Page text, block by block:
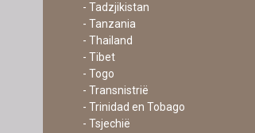
- Tadzjikistan
- Tanzania
- Thailand
- Tibet
- Togo
- Transnistrië
- Trinidad en Tobago
- Tsjechië